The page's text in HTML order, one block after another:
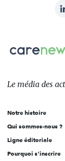
sur:
Carenews,
Le
des
l'engagement
Le média des
Notre histoire
Qui sommes-nous ?
Ligne éditoriale
Pourquoi s'inscrire